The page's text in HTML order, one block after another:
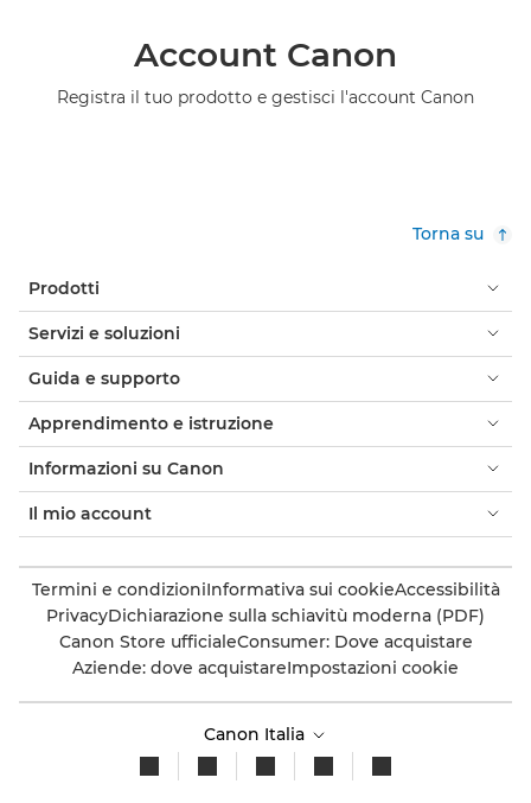
Account Canon
Registra il tuo prodotto e gestisci l'account Canon
Torna su
Prodotti
Servizi e soluzioni
Guida e supporto
Apprendimento e istruzione
Informazioni su Canon
Il mio account
Termini e condizioniInformativa sui cookieAccessibilità
PrivacyDichiarazione sulla schiavitù moderna (PDF)
Canon Store ufficialeConsumer: Dove acquistare
Aziende: dove acquistareImpostazioni cookie
Canon Italia